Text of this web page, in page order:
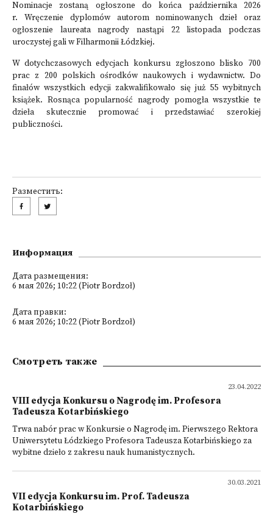
Nominacje zostaną ogłoszone do końca października 2026
r. Wręczenie dyplomów autorom nominowanych dzieł oraz
ogłoszenie laureata nagrody nastąpi 22 listopada podczas
uroczystej gali w Filharmonii Łódzkiej.
W dotychczasowych edycjach konkursu zgłoszono blisko 700
prac z 200 polskich ośrodków naukowych i wydawnictw. Do
finałów wszystkich edycji zakwalifikowało się już 55 wybitnych
książek. Rosnąca popularność nagrody pomogła wszystkie te
dzieła skutecznie promować i przedstawiać szerokiej
publiczności.
Разместить:
Информация
Дата размещения:
6 мая 2026; 10:22 (Piotr Bordzoł)
Дата правки:
6 мая 2026; 10:22 (Piotr Bordzoł)
Смотреть также
23.04.2022
VIII edycja Konkursu o Nagrodę im. Profesora
Tadeusza Kotarbińskiego
Trwa nabór prac w Konkursie o Nagrodę im. Pierwszego Rektora
Uniwersytetu Łódzkiego Profesora Tadeusza Kotarbińskiego za
wybitne dzieło z zakresu nauk humanistycznych.
30.03.2021
VII edycja Konkursu im. Prof. Tadeusza
Kotarbińskiego